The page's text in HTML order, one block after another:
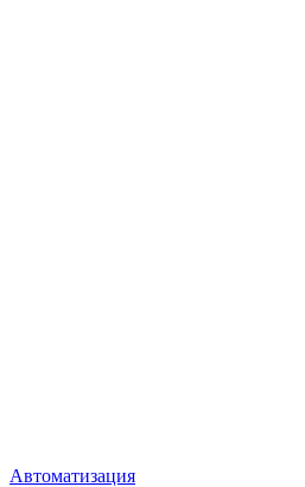
Автоматизация